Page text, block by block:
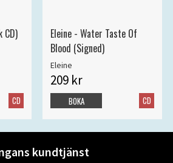
CD)
CD
Eleine - Water Taste Of
Blood (Signed)
Eleine
209 kr
CD
BOKA
kundtjänst